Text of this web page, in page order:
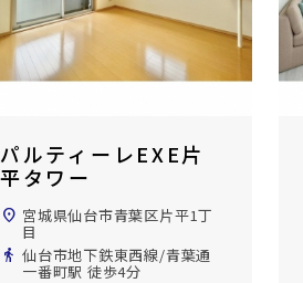
ロイヤルパーク五橋
location_on 宮城県仙台市青葉区五橋1丁
目
仙台市地下鉄南北線/五橋駅
徒歩3分
2003年03月完成